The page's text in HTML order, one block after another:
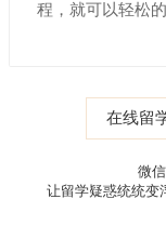
程，就可以轻松的
在线留
微
让留学疑惑统统变